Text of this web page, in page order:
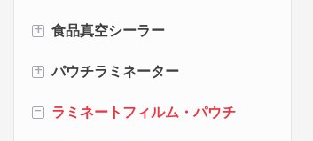
+ 食品真空シーラー
最高の真空シーラー
コードレスハンディ掃除機
+ パウチラミネーター
2ロールラミネーター
- ラミネートフィルム・パウチ